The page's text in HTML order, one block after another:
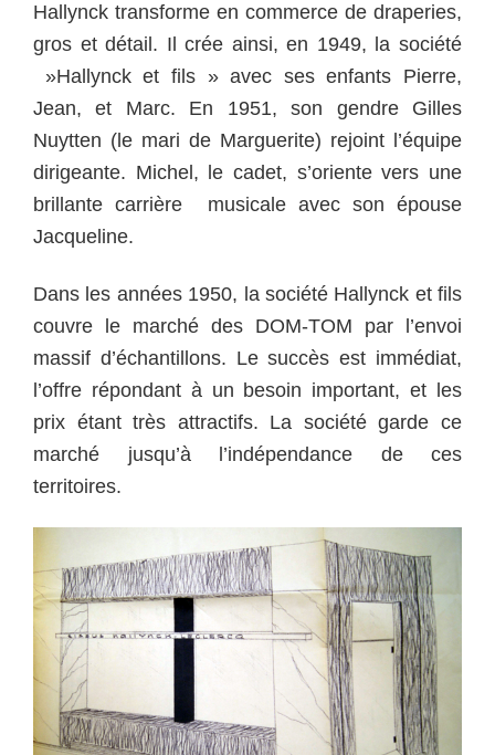
Hallynck transforme en commerce de draperies,
gros et détail. Il crée ainsi, en 1949, la société
»Hallynck et fils » avec ses enfants Pierre,
Jean, et Marc. En 1951, son gendre Gilles
Nuytten (le mari de Marguerite) rejoint l’équipe
dirigeante. Michel, le cadet, s’oriente vers une
brillante carrière musicale avec son épouse
Jacqueline.
Dans les années 1950, la société Hallynck et fils
couvre le marché des DOM-TOM par l’envoi
massif d’échantillons. Le succès est immédiat,
l’offre répondant à un besoin important, et les
prix étant très attractifs. La société garde ce
marché jusqu’à l’indépendance de ces
territoires.